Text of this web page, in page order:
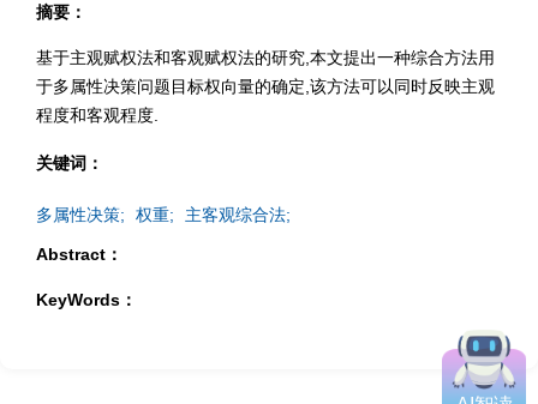
摘要：
基于主观赋权法和客观赋权法的研究,本文提出一种综合方法用
于多属性决策问题目标权向量的确定,该方法可以同时反映主观
程度和客观程度.
关键词：
多属性决策; 权重; 主客观综合法;
Abstract：
KeyWords：